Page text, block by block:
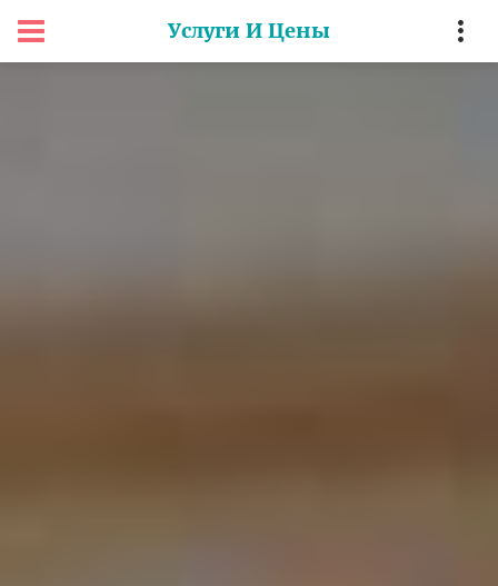
Услуги И Цены